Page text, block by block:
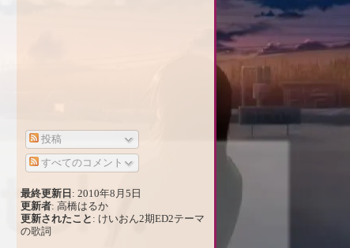
投稿
すべてのコメント
最終更新日 : 2010年8月5日
更新者: 高橋はるか
更新されたこと : けいおん2期ED2テーマ
の歌詞